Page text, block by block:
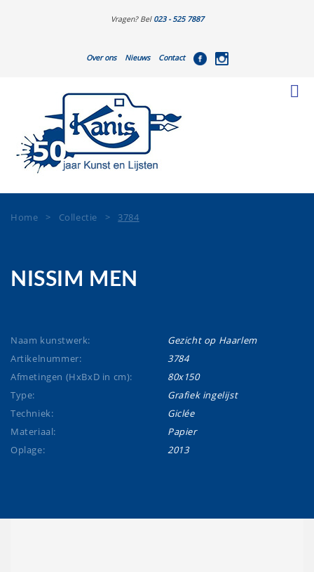
Vragen? Bel 023 - 525 7887
Over ons Nieuws Contact
Home > Collectie > 3784
NISSIM MEN
Naam kunstwerk:
Gezicht op Haarlem
Artikelnummer:
3784
Afmetingen (HxBxD in cm):
80x150
Type:
Grafiek ingelijst
Techniek:
Giclée
Materiaal:
Papier
Oplage:
2013